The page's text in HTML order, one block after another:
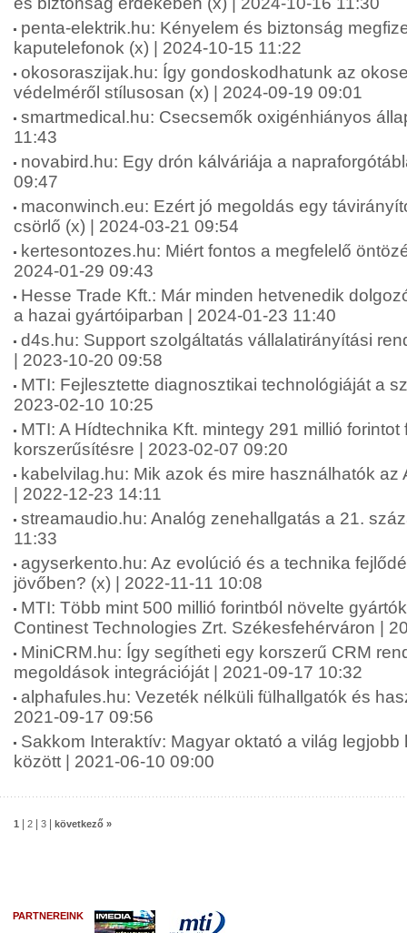
penta-elektrik.hu: Kényelem és biztonság
kaputelefonok (x) | 2024-10-15 11:22
okosoraszijak.hu: Így gondoskodhatunk az
védelméről stílusosan (x) | 2024-09-19 09:01
smartmedical.hu: Csecsemők oxigénhiányos
11:43
novabird.hu: Egy drón kálváriája a
09:47
maconwinch.eu: Ezért jó megoldás egy
csörlő (x) | 2024-03-21 09:54
kertesontozes.hu: Miért fontos a megfelelő
2024-01-29 09:43
Hesse Trade Kft.: Már minden hetvenedik
a hazai gyártóiparban | 2024-01-23 11:40
d4s.hu: Support szolgáltatás vállalatirányítási
| 2023-10-20 09:58
MTI: Fejlesztette diagnosztikai technológiáját a
2023-02-10 10:25
MTI: A Hídtechnika Kft. mintegy 291 millió
korszerűsítésre | 2023-02-07 09:20
kabelvilag.hu: Mik azok és mire használhatók az
| 2022-12-23 14:11
streamaudio.hu: Analóg zenehallgatás a 21.
11:33
agyserkento.hu: Az evolúció és a technika
jövőben? (x) | 2022-11-11 10:08
MTI: Több mint 500 millió forintból növelte
Continest Technologies Zrt. Székesfehérváron |
MiniCRM.hu: Így segítheti egy korszerű CRM
megoldások integrációját | 2021-09-17 10:32
alphafules.hu: Vezeték nélküli fülhallgatók és
2021-09-17 09:56
Sakkom Interaktív: Magyar oktató a világ
között | 2021-06-10 09:00
1 2 3 következő »
PARTNEREINK